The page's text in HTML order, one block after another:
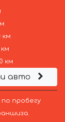
км
км
авто
пробегу